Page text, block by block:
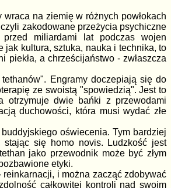
na ziemię w różnych powłokach
zakodowane przeżycia psychiczne
przed miliardami lat podczas wojen
jak kultura, sztuka, nauka i technika, to
a chrześcijaństwo - zwłaszcza
Engramy doczepiają się do
ze swoistą "spowiedzią". Jest to
otrzymuje dwie bańki z przewodami
duchowości, która musi wydać złe
oświecenia. Tym bardziej
stając się homo novis. Ludzkość jest
jako przewodnik może być złym
etyki.
i można zacząć zdobywać
całkowitej kontroli nad swoim